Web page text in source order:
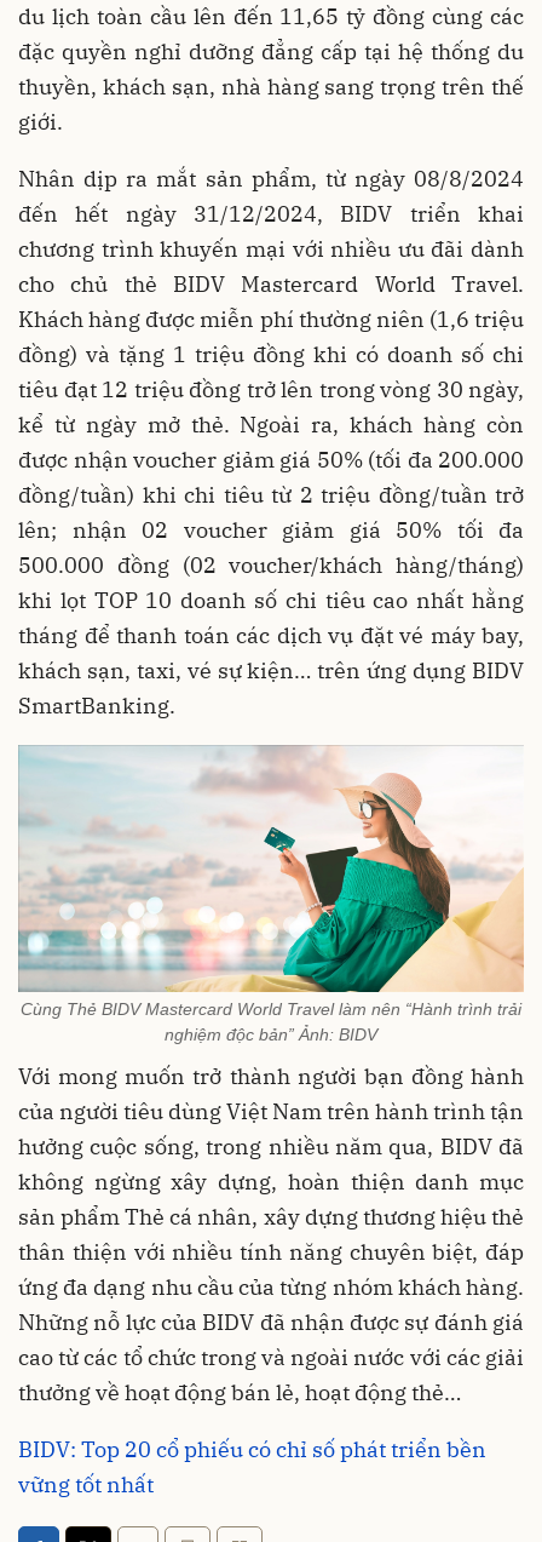
du lịch toàn cầu lên đến 11,65 tỷ đồng cùng các
đặc quyền nghỉ dưỡng đẳng cấp tại hệ thống du
thuyền, khách sạn, nhà hàng sang trọng trên thế
giới.
Nhân dịp ra mắt sản phẩm, từ ngày 08/8/2024
đến hết ngày 31/12/2024, BIDV triển khai
chương trình khuyến mại với nhiều ưu đãi dành
cho chủ thẻ BIDV Mastercard World Travel.
Khách hàng được miễn phí thường niên (1,6 triệu
đồng) và tặng 1 triệu đồng khi có doanh số chi
tiêu đạt 12 triệu đồng trở lên trong vòng 30 ngày,
kể từ ngày mở thẻ. Ngoài ra, khách hàng còn
được nhận voucher giảm giá 50% (tối đa 200.000
đồng/tuần) khi chi tiêu từ 2 triệu đồng/tuần trở
lên; nhận 02 voucher giảm giá 50% tối đa
500.000 đồng (02 voucher/khách hàng/tháng)
khi lọt TOP 10 doanh số chi tiêu cao nhất hằng
tháng để thanh toán các dịch vụ đặt vé máy bay,
khách sạn, taxi, vé sự kiện… trên ứng dụng BIDV
SmartBanking.
Cùng Thẻ BIDV Mastercard World Travel làm nên “Hành trình trải
nghiệm độc bản” Ảnh: BIDV
Với mong muốn trở thành người bạn đồng hành
của người tiêu dùng Việt Nam trên hành trình tận
hưởng cuộc sống, trong nhiều năm qua, BIDV đã
không ngừng xây dựng, hoàn thiện danh mục
sản phẩm Thẻ cá nhân, xây dựng thương hiệu thẻ
thân thiện với nhiều tính năng chuyên biệt, đáp
ứng đa dạng nhu cầu của từng nhóm khách hàng.
Những nỗ lực của BIDV đã nhận được sự đánh giá
cao từ các tổ chức trong và ngoài nước với các giải
thưởng về hoạt động bán lẻ, hoạt động thẻ…
BIDV: Top 20 cổ phiếu có chỉ số phát triển bền
vững tốt nhất